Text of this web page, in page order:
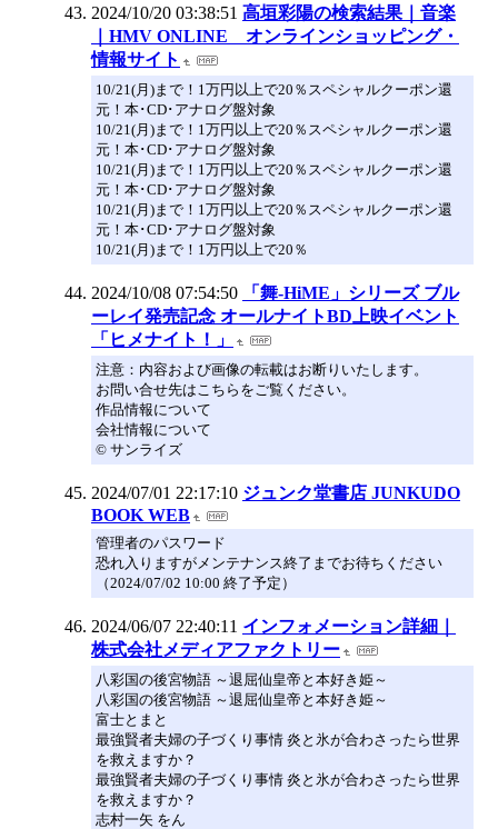
2024/10/20 03:38:51 高垣彩陽の検索結果｜音楽
｜HMV ONLINE オンラインショッピング・
情報サイト
10/21(月)まで！1万円以上で20％スペシャルクーポン還
元！本･CD･アナログ盤対象
10/21(月)まで！1万円以上で20％スペシャルクーポン還
元！本･CD･アナログ盤対象
10/21(月)まで！1万円以上で20％スペシャルクーポン還
元！本･CD･アナログ盤対象
10/21(月)まで！1万円以上で20％スペシャルクーポン還
元！本･CD･アナログ盤対象
10/21(月)まで！1万円以上で20％
2024/10/08 07:54:50
「舞-HiME」シリーズ ブル
ーレイ発売記念 オールナイトBD上映イベント
「ヒメナイト！」
注意：内容および画像の転載はお断りいたします。
お問い合せ先はこちらをご覧ください。
作品情報について
会社情報について
© サンライズ
2024/07/01 22:17:10 ジュンク堂書店 JUNKUDO
BOOK WEB
管理者のパスワード
恐れ入りますがメンテナンス終了までお待ちください
（2024/07/02 10:00 終了予定）
2024/06/07 22:40:11 インフォメーション詳細｜
株式会社メディアファクトリー
八彩国の後宮物語 ～退屈仙皇帝と本好き姫～
八彩国の後宮物語 ～退屈仙皇帝と本好き姫～
富士とまと
最強賢者夫婦の子づくり事情 炎と氷が合わさったら世界
を救えますか？
最強賢者夫婦の子づくり事情 炎と氷が合わさったら世界
を救えますか？
志村一矢 をん